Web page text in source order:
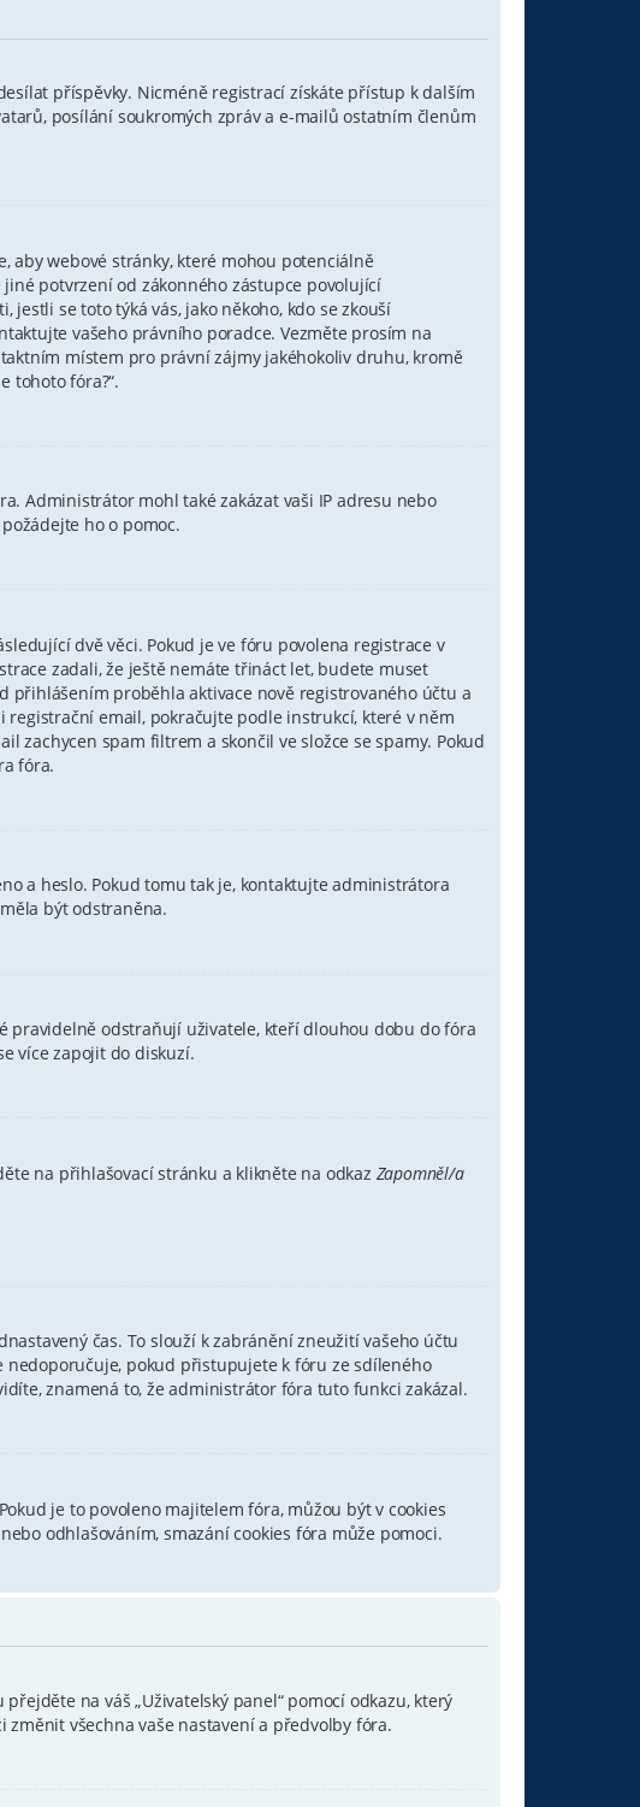
příspěvky. Nicméně registrací získáte přístup k dalším
posílání soukromých zpráv a e-mailů ostatním členům
aby webové stránky, které mohou potenciálně
potvrzení od zákonného zástupce povolující
se toto týká vás, jako někoho, kdo se zkouší
vašeho právního poradce. Vezměte prosím na
místem pro právní zájmy jakéhokoliv druhu, kromě
tohoto fóra?“.
Administrátor mohl také zakázat vaši IP adresu nebo
ho o pomoc.
dvě věci. Pokud je ve fóru povolena registrace v
zadali, že ještě nemáte třináct let, budete muset
přihlášením proběhla aktivace nově registrovaného účtu a
email, pokračujte podle instrukcí, které v něm
zachycen spam filtrem a skončil ve složce se spamy. Pokud
fóra.
a heslo. Pokud tomu tak je, kontaktujte administrátora
být odstraněna.
pravidelně odstraňují uživatele, kteří dlouhou dobu do fóra
více zapojit do diskuzí.
na přihlašovací stránku a klikněte na odkaz Zapomněl/a
čas. To slouží k zabránění zneužití vašeho účtu
nedoporučuje, pokud přistupujete k fóru ze sdíleného
znamená to, že administrátor fóra tuto funkci zakázal.
je to povoleno majitelem fóra, můžou být v cookies
odhlašováním, smazání cookies fóra může pomoci.
na váš „Uživatelský panel“ pomocí odkazu, který
všechna vaše nastavení a předvolby fóra.